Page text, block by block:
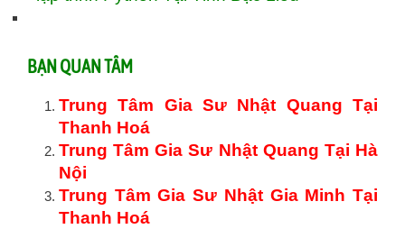
BẠN QUAN TÂM
Trung Tâm Gia Sư Nhật Quang Tại
Thanh Hoá
Trung Tâm Gia Sư Nhật Quang Tại Hà
Nội
Trung Tâm Gia Sư Nhật Gia Minh Tại
Thanh Hoá